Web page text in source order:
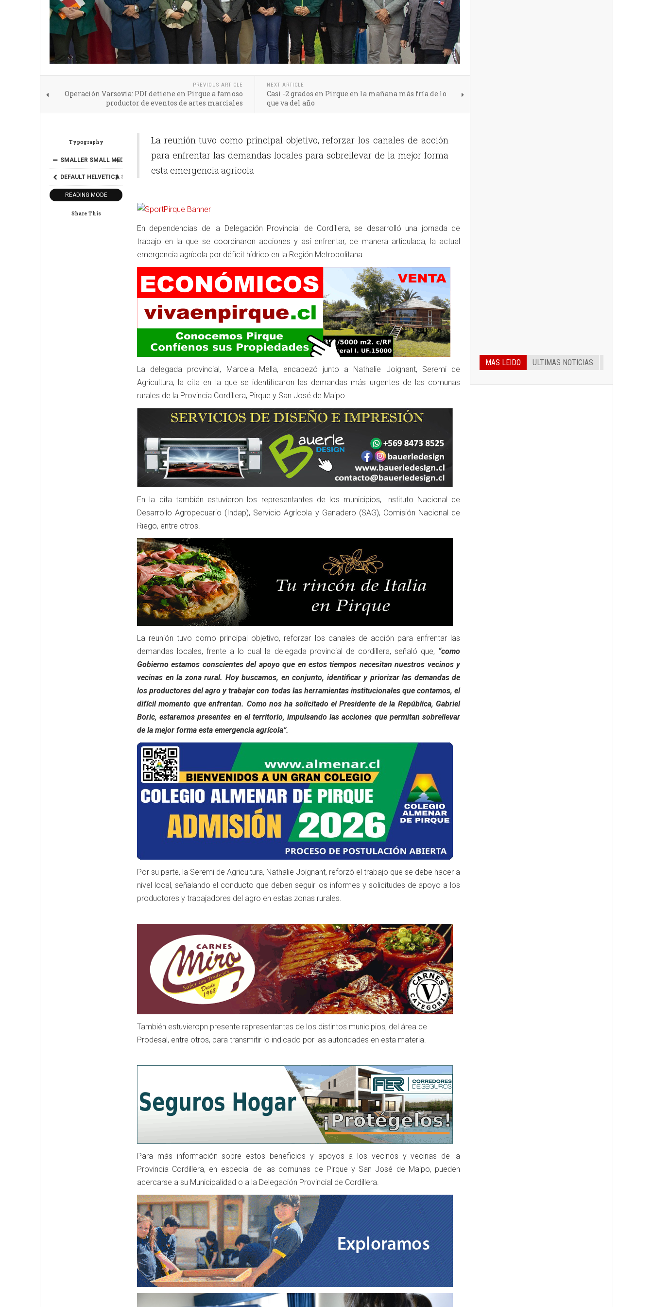
PREVIOUS ARTICLE
Operación Varsovia: PDI detiene en Pirque a famoso
productor de eventos de artes marciales
NEXT ARTICLE
Casi -2 grados en Pirque en la mañana más fría de lo
que va del año
Typography
SMALLER SMALL MEDIUM BIGGER
DEFAULT HELVETICA SEGOE
READING MODE
Share This
La reunión tuvo como principal objetivo, reforzar los canales de acción
para enfrentar las demandas locales para sobrellevar de la mejor forma
esta emergencia agrícola
En dependencias de la Delegación Provincial de Cordillera, se desarrolló una jornada de
trabajo en la que se coordinaron acciones y así enfrentar, de manera articulada, la actual
emergencia agrícola por déficit hídrico en la Región Metropolitana.
La delegada provincial, Marcela Mella, encabezó junto a Nathalie Joignant, Seremi de
Agricultura, la cita en la que se identificaron las demandas más urgentes de las comunas
rurales de la Provincia Cordillera, Pirque y San José de Maipo.
En la cita también estuvieron los representantes de los municipios, Instituto Nacional de
Desarrollo Agropecuario (Indap), Servicio Agrícola y Ganadero (SAG), Comisión Nacional de
Riego, entre otros.
La reunión tuvo como principal objetivo, reforzar los canales de acción para enfrentar las
demandas locales, frente a lo cual la delegada provincial de cordillera, señaló que, “como
Gobierno estamos conscientes del apoyo que en estos tiempos necesitan nuestros vecinos y
vecinas en la zona rural. Hoy buscamos, en conjunto, identificar y priorizar las demandas de
los productores del agro y trabajar con todas las herramientas institucionales que contamos, el
difícil momento que enfrentan. Como nos ha solicitado el Presidente de la República, Gabriel
Boric, estaremos presentes en el territorio, impulsando las acciones que permitan sobrellevar
de la mejor forma esta emergencia agrícola”.
Por su parte, la Seremi de Agricultura, Nathalie Joignant, reforzó el trabajo que se debe hacer a
nivel local, señalando el conducto que deben seguir los informes y solicitudes de apoyo a los
productores y trabajadores del agro en estas zonas rurales.
También estuvieropn presente representantes de los distintos municipios, del área de
Prodesal, entre otros, para transmitir lo indicado por las autoridades en esta materia.
Para más información sobre estos beneficios y apoyos a los vecinos y vecinas de la
Provincia Cordillera, en especial de las comunas de Pirque y San José de Maipo, pueden
acercarse a su Municipalidad o a la Delegación Provincial de Cordillera.
MAS LEIDO ULTIMAS NOTICIAS